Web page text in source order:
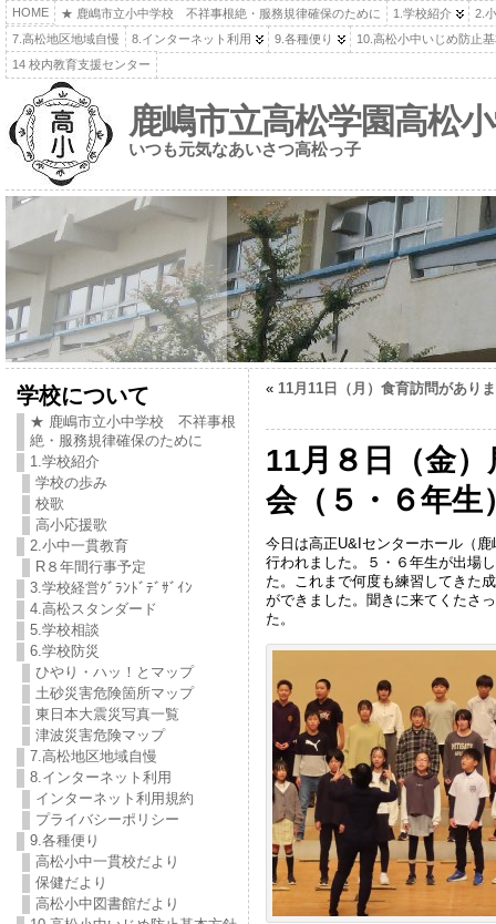
HOME ★ 鹿嶋市立小中学校 不祥事根絶・服務規律確保のために 1.学校紹介
2.
7.高松地区地域自慢
8.インターネット利用 9.各種便り
10.高松小中いじめ防止
14 校内教育支援センター
鹿嶋市立高松学園高松
いつも元気なあいさつ高松っ子
学校について
★ 鹿嶋市立小中学校 不祥事根
絶・服務規律確保のために
1.学校紹介
学校の歩み
校歌
高小応援歌
2.小中一貫教育
R８年間行事予定
3.学校経営ｸﾞﾗﾝﾄﾞﾃﾞｻﾞｲﾝ
4.高松スタンダード
5.学校相談
6.学校防災
ひやり・ハッ！とマップ
土砂災害危険箇所マップ
東日本大震災写真一覧
津波災害危険マップ
7.高松地区地域自慢
8.インターネット利用
インターネット利用規約
プライバシーポリシー
9.各種便り
高松小中一貫校だより
保健だより
高松小中図書館だより
« 11月11日（月）食育訪問があり
11月８日（金
会（５・６年生
今日は高正U&Iセンターホール（
行われました。５・６年生が出場
た。これまで何度も練習してきた
ができました。聞きに来てくたさ
た。